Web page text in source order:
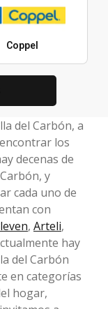
Coppel
del Carbón, a
los
decenas de
y
cada uno de
con
, Arteli,
hay
del Carbón
en categorías
hogar,